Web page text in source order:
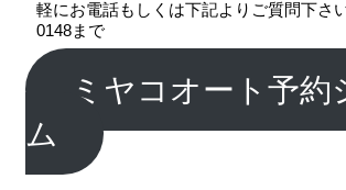
軽にお電話もしくは下記よりご質問下さ
0148まで
ミヤコオート予約
ム